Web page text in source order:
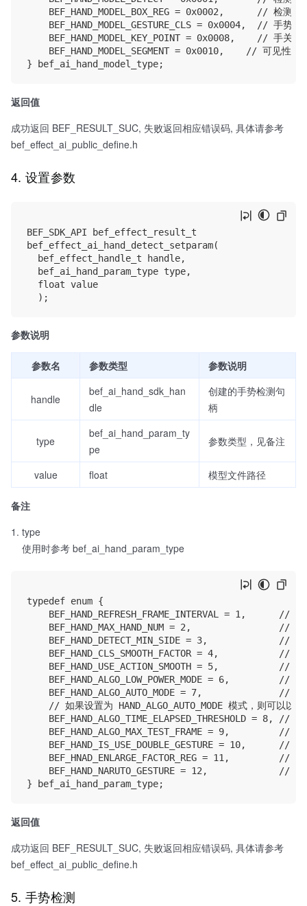
BEF_HAND_MODEL_BOX_REG = 0x0002,      // 检测手
BEF_HAND_MODEL_GESTURE_CLS = 0x0004,  // 手势分
BEF_HAND_MODEL_KEY_POINT = 0x0008,    // 手关键
BEF_HAND_MODEL_SEGMENT = 0x0010,    // 可见性点
返回值
成功返回 BEF_RESULT_SUC, 失败返回相应错误码, 具体请参考
bef_effect_ai_public_define.h
4. 设置参数
BEF_SDK_API bef_effect_result_t
bef_effect_ai_hand_detect_setparam(
参数说明
参数名 参数类型 参数说明
handle
bef_ai_hand_sdk_han
dle
创建的手势检测句
柄
type
bef_ai_hand_param_ty
pe
参数类型，见备注
value float 模型文件路径
备注
type
使用时参考 bef_ai_hand_param_type
typedef enum {
BEF_HAND_REFRESH_FRAME_INTERVAL = 1,      // 设
BEF_HAND_MAX_HAND_NUM = 2,                // 设
BEF_HAND_DETECT_MIN_SIDE = 3,             // 设
BEF_HAND_CLS_SMOOTH_FACTOR = 4,           // 设
BEF_HAND_USE_ACTION_SMOOTH = 5,           // 设置
BEF_HAND_ALGO_LOW_POWER_MODE = 6,         // 降
BEF_HAND_ALGO_AUTO_MODE = 7,              // 降
// 如果设置为 HAND_ALGO_AUTO_MODE 模式，则可以以下
BEF_HAND_ALGO_TIME_ELAPSED_THRESHOLD = 8, // 算
BEF_HAND_ALGO_MAX_TEST_FRAME = 9,         // 设
BEF_HAND_IS_USE_DOUBLE_GESTURE = 10,      // 设
BEF_HNAD_ENLARGE_FACTOR_REG = 11,         // 设
BEF_HAND_NARUTO_GESTURE = 12,             // 设置
返回值
成功返回 BEF_RESULT_SUC, 失败返回相应错误码, 具体请参考
bef_effect_ai_public_define.h
5. 手势检测